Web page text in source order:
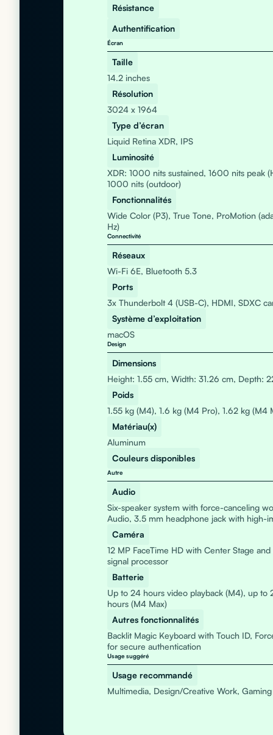
Résistance
Authentification
Écran
Taille
14.2 inches
Résolution
3024 x 1964
Type d’écran
Liquid Retina XDR, IPS
Luminosité
XDR: 1000 nits sustained, 1600 nits peak
1000 nits (outdoor)
Fonctionnalités
Wide Color (P3), True Tone, ProMotion
Hz)
Connectivité
Réseaux
Wi-Fi 6E, Bluetooth 5.3
Ports
3x Thunderbolt 4 (USB-C), HDMI, SDXC
Système d’exploitation
macOS
Design
Dimensions
Height: 1.55 cm, Width: 31.26 cm, Depth:
Poids
1.55 kg (M4), 1.6 kg (M4 Pro), 1.62 kg (M4
Matériau(x)
Aluminum
Couleurs disponibles
Autre
Audio
Six-speaker system with force-canceling
Audio, 3.5 mm headphone jack with high-
Caméra
12 MP FaceTime HD with Center Stage
signal processor
Batterie
Up to 24 hours video playback (M4), up to
hours (M4 Max)
Autres fonctionnalités
Backlit Magic Keyboard with Touch ID,
for secure authentication
Usage suggéré
Usage recommandé
Multimedia, Design/Creative Work, Gaming